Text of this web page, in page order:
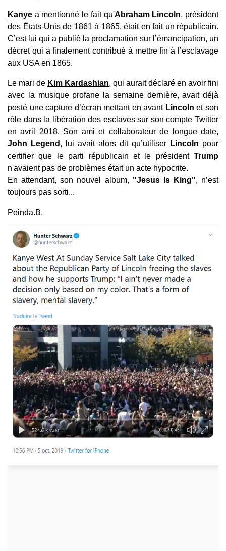
Kanye a mentionné le fait qu'Abraham Lincoln, président
des États-Unis de 1861 à 1865, était en fait un républicain.
C’est lui qui a publié la proclamation sur l’émancipation, un
décret qui a finalement contribué à mettre fin à l’esclavage
aux USA en 1865.
Le mari de Kim Kardashian, qui aurait déclaré en avoir fini
avec la musique profane la semaine dernière, avait déjà
posté une capture d’écran mettant en avant Lincoln et son
rôle dans la libération des esclaves sur son compte Twitter
en avril 2018. Son ami et collaborateur de longue date,
John Legend , lui avait alors dit qu’utiliser Lincoln pour
certifier que le parti républicain et le président Trump
n'avaient pas de problèmes était un acte hypocrite.
En attendant, son nouvel album, "Jesus Is King", n’est
toujours pas sorti...
Peinda.B.